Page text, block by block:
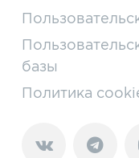
базы
Политика